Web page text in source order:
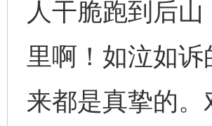
人干脆跑到后
里啊！如泣如
来都是真挚的